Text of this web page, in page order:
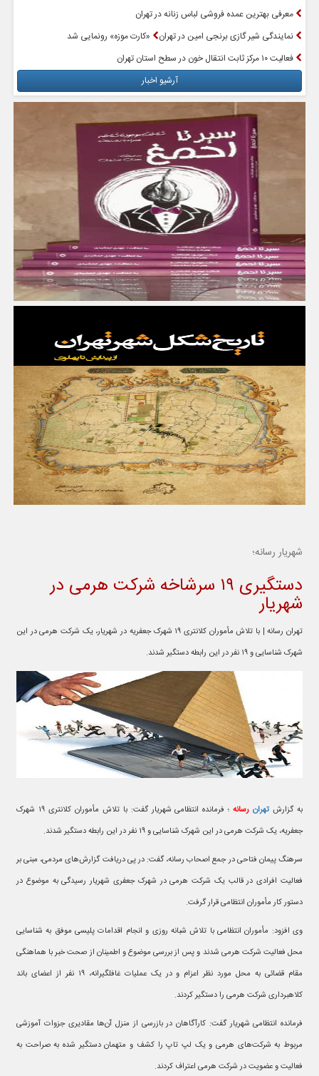
معرفی بهترین عمده فروشی لباس زنانه در تهران
نمایندگی شیر گازی برنجی امین در تهران
«کارت موزه» رونمایی شد
فعالیت ۱۰ مرکز ثابت انتقال خون در سطح استان تهران
آرشیو اخبار
شهریار رسانه؛
دستگیری ۱۹ سرشاخه شرکت هرمی در
شهریار
تهران رسانه | با تلاش مأموران کلانتری ۱۹ شهرک جعفریه در شهریار، یک شرکت هرمی در این
شهرک شناسایی و ۱۹ نفر در این رابطه دستگیر شدند.
به گزارش تهران رسانه
؛ فرمانده انتظامی شهریار گفت: با تلاش مأموران کلانتری ۱۹ شهرک
جعفریه، یک شرکت هرمی در این شهرک شناسایی و ۱۹ نفر در این رابطه دستگیر شدند.
سرهنگ پیمان فتاحی در جمع اصحاب رسانه، گفت: در پی دریافت گزارش‌های مردمی، مبنی بر
فعالیت افرادی در قالب یک شرکت هرمی در شهرک جعفری شهریار رسیدگی به موضوع در
دستور کار مأموران انتظامی قرار گرفت.
وی افزود: مأموران انتظامی با تلاش شبانه روزی و انجام اقدامات پلیسی موفق به شناسایی
محل فعالیت شرکت هرمی شدند و پس از بررسی موضوع و اطمینان از صحت خبر با هماهنگی
مقام قضائی به محل مورد نظر اعزام و در یک عملیات غافلگیرانه، ۱۹ نفر از اعضای باند
کلاهبرداری شرکت هرمی را دستگیر کردند.
فرمانده انتظامی شهریار گفت: کارآگاهان در بازرسی از منزل آن‌ها مقادیری جزوات آموزشی
مربوط به شرکت‌های هرمی و یک لپ تاپ را کشف و متهمان دستگیر شده به صراحت به
فعالیت و عضویت در شرکت هرمی اعتراف کردند.